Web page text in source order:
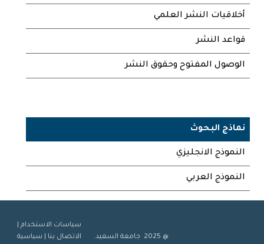
أخلاقيات النشر العلمي
قواعد النشر
الوصول المفتوح وحقوق النشر
نماذج البحوث
النموذج الانجليزي
النموذج العربي
@ 2025 جامعة السعيد.
سياسات الاستخدام
الاتصال بنا
سياسية